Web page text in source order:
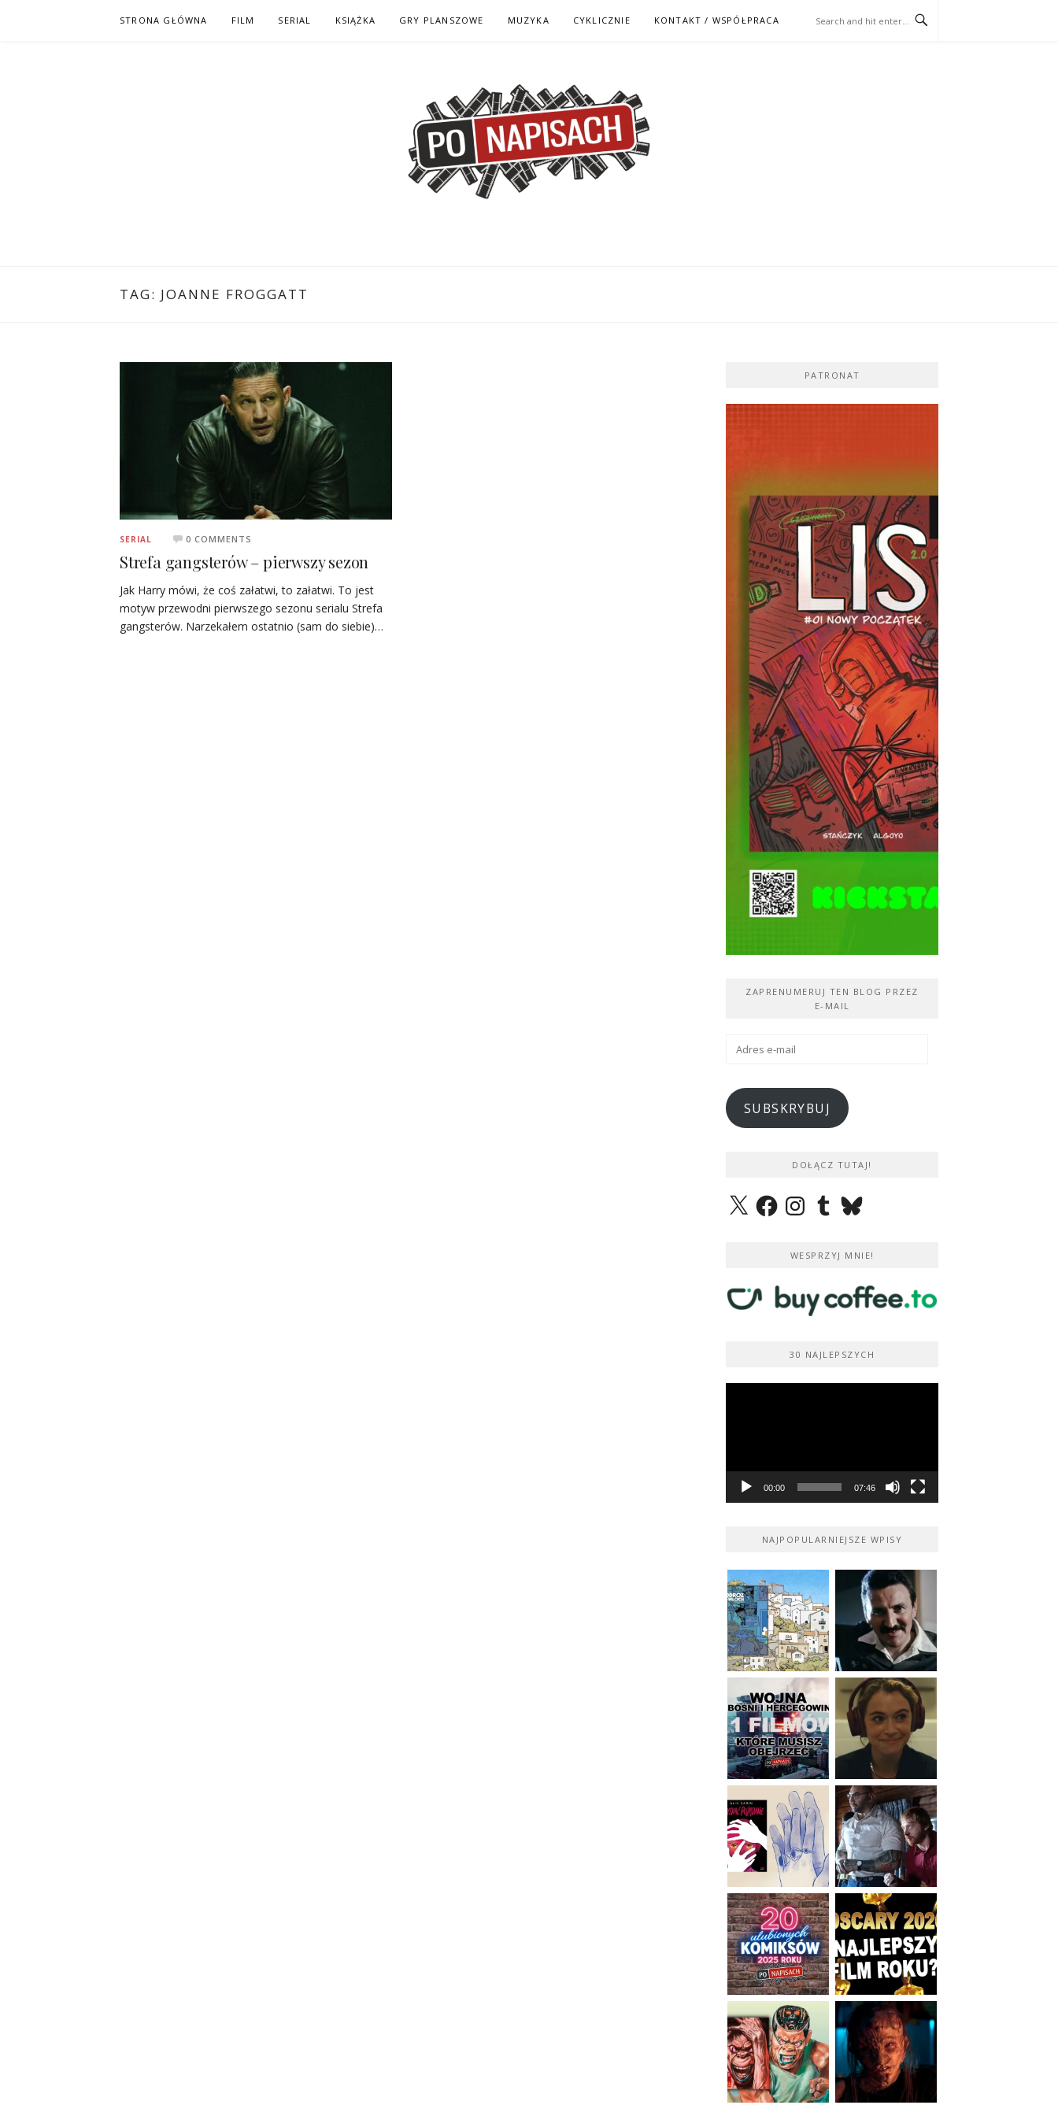
STRONA GŁÓWNA FILM SERIAL KSIĄŻKA GRY PLANSZOWE MUZYKA CYKLICZNIE KONTAKT / WSPÓŁPRACA
TAG: JOANNE FROGGATT
SERIAL 0 COMMENTS
Strefa gangsterów – pierwszy sezon
Jak Harry mówi, że coś załatwi, to załatwi. To jest
motyw przewodni pierwszego sezonu serialu Strefa
gangsterów. Narzekałem ostatnio (sam do siebie)…
PATRONAT
ZAPRENUMERUJ TEN BLOG PRZEZ
E-MAIL
Adres
SUBSKRYBUJ
DOŁĄCZ TUTAJ!
X FacebookInstagramTumblrBluesky
WESPRZYJ MNIE!
30 NAJLEPSZYCH
00:00 07:46
NAJPOPULARNIEJSZE WPISY